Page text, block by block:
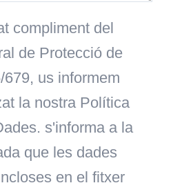
compliment del
de Protecció de
us informem
la nostra Política
s'informa a la
que les dades
en el fitxer